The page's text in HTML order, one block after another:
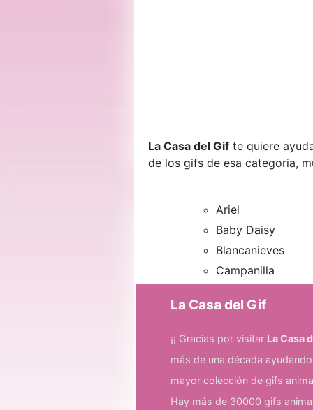
La Casa del Gif te quiere
de los gifs de esa categoria,
Ariel
Baby Daisy
Blancanieves
Campanilla
La Casa del Gif
¡¡ Gracias por visitar La Casa
más de una década
mayor colección de gifs
Hay más de 30000 gifs